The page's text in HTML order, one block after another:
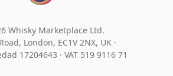
Whisky Marketplace Ltd.
London, EC1V 2NX, UK ·
17204643 · VAT 519 9116 71